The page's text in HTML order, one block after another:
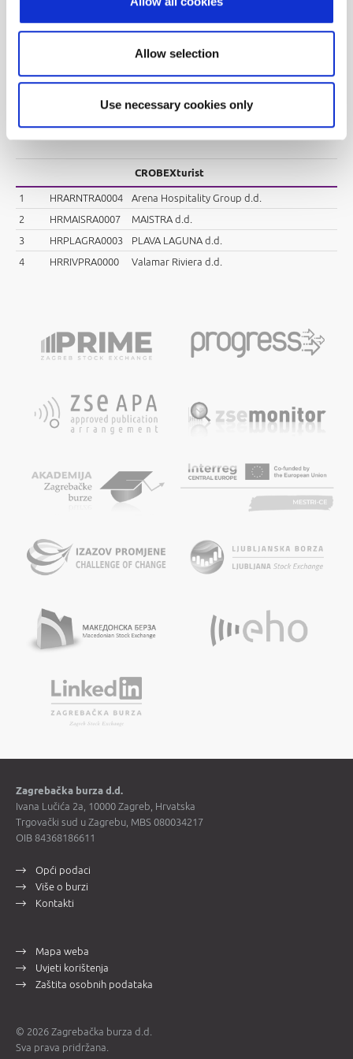
Allow selection
Use necessary cookies only
3
HRLKPCRA0005
LUKA PLOČE d.d.
HRLKRIRA0007
LUKA RIJEKA d.d.
5
HRULPLRA0002 ULJANIK PLOVIDBA d.d.
CROBEXturist
1 HRARNTRA0004
Arena Hospitality Group d.d.
2
HRMAISRA0007
MAISTRA d.d.
3
HRPLAGRA0003
PLAVA LAGUNA d.d.
4
HRRIVPRA0000 Valamar Riviera d.d.
Zagrebačka burza d.d.
Ivana Lučića 2a, 10000 Zagreb, Hrvatska
Trgovački sud u Zagrebu, MBS 080034217
OIB 84368186611
Opći podaci
Više o burzi
Kontakti
Mapa weba
Uvjeti korištenja
Zaštita osobnih podataka
© 2026 Zagrebačka burza d.d.
Sva prava pridržana.